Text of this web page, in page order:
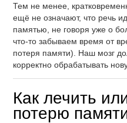
Тем не менее,
ещё не означают, что речь
памятью, не говоря уже о
что-то забываем время от
потеря памяти). Наш мозг
корректно обрабатывать
Как лечить
потерю